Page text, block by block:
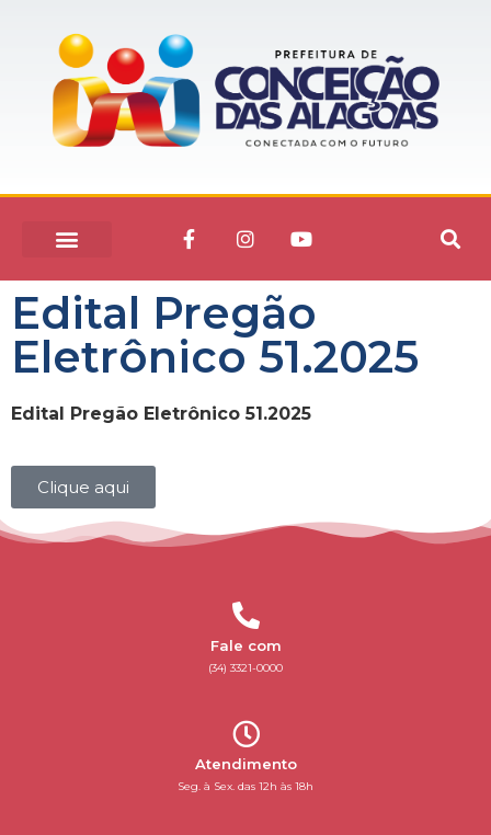
Edital Pregão
Eletrônico 51.2025
Edital Pregão Eletrônico 51.2025
Clique aqui
Fale com
(34) 3321-0000
Atendimento
Seg. à Sex. das 12h às 18h